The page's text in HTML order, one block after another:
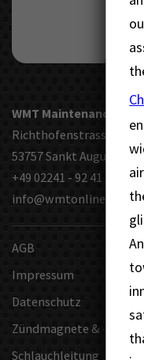
WMT Maintenance
Richthofenstrasse 140
53757 Sankt Augustin
+49 02241 - 92 41 16
info@wmtonline.eu
AGB
Impressum
Datenschutz
Zündmagnete & -
Schlauchleitung